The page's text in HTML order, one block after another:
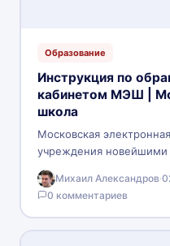
Образование
Инструкция по
кабинетом МЭШ |
школа
Московская
учреждения
Данная платформа
которые помогут всем
Система…
Михаил Александров·
0 комментариев